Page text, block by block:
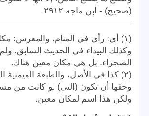
(صحيح) - ابن ماجه ٢٩١٢ .
(١) أي: رأى في المنام، والمعرس:
وكذلك البيداء في الحديث السابق.
الصحراء. بل هي مكان معين هناك.
وحقها أن تكون (التي) لو كانت من
ولكن هذا اسم لمكان معين.